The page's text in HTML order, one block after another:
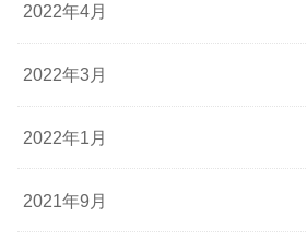
2022年4月
2022年3月
2022年1月
2021年9月